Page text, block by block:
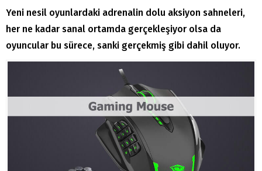
Yeni nesil oyunlardaki adrenalin dolu aksiyon sahneleri,
her ne kadar sanal ortamda gerçekleşiyor olsa da
oyuncular bu sürece, sanki gerçekmiş gibi dahil oluyor.